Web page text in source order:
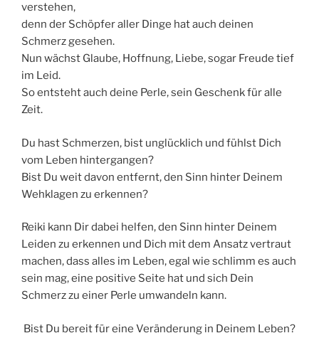
verstehen,
denn der Schöpfer aller Dinge hat auch deinen
Schmerz gesehen.
Nun wächst Glaube, Hoffnung, Liebe, sogar Freude tief
im Leid.
So entsteht auch deine Perle, sein Geschenk für alle
Zeit.
Du hast Schmerzen, bist unglücklich und fühlst Dich
vom Leben hintergangen?
Bist Du weit davon entfernt, den Sinn hinter Deinem
Wehklagen zu erkennen?
Reiki kann Dir dabei helfen, den Sinn hinter Deinem
Leiden zu erkennen und Dich mit dem Ansatz vertraut
machen, dass alles im Leben, egal wie schlimm es auch
sein mag, eine positive Seite hat und sich Dein
Schmerz zu einer Perle umwandeln kann.
Bist Du bereit für eine Veränderung in Deinem Leben?